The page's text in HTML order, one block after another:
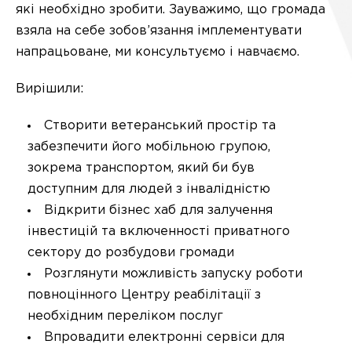
які необхідно зробити. Зауважимо, що громада
взяла на себе зобов’язання імплементувати
напрацьоване, ми консультуємо і навчаємо.
Вирішили:
Створити ветеранський простір та
забезпечити його мобільною групою,
зокрема транспортом, який би був
доступним для людей з інвалідністю
Відкрити бізнес хаб для залучення
інвестицій та включенності приватного
сектору до розбудови громади
Розглянути можливість запуску роботи
повноцінного Центру реабілітації з
необхідним переліком послуг
Впровадити електронні сервіси для